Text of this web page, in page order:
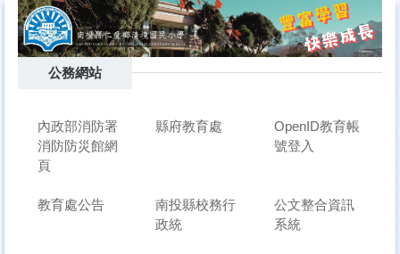
跳
到
主
公務網站
內政部消防署
消防防災館網
頁
縣府教育處
OpenID教育帳
號登入
教育處公告
南投縣校務行
政統
公文整合資訊
系統